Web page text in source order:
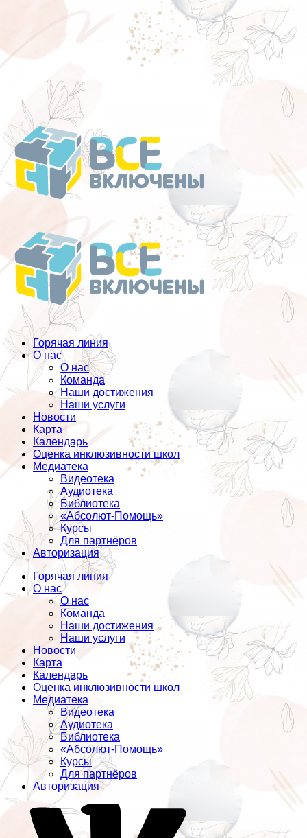
Перейти
к
содержанию
Горячая линия
О нас
О нас
Команда
Наши достижения
Наши услуги
Новости
Карта
Календарь
Оценка инклюзивности школ
Медиатека
Видеотека
Аудиотека
Библиотека
«Абсолют-Помощь»
Курсы
Для партнёров
Авторизация
Горячая линия
О нас
О нас
Команда
Наши достижения
Наши услуги
Новости
Карта
Календарь
Оценка инклюзивности школ
Медиатека
Видеотека
Аудиотека
Библиотека
«Абсолют-Помощь»
Курсы
Для партнёров
Авторизация